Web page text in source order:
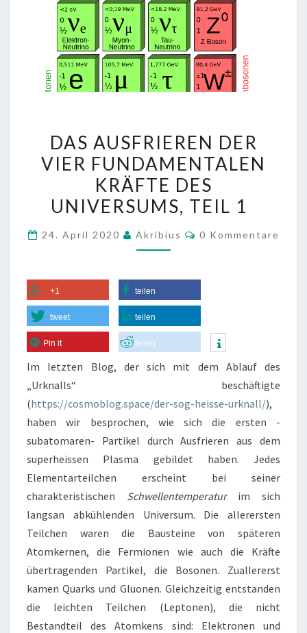
AUSFRIEREN
DER
VIER
FUNDAMENTALEN
KRÄFTE
DES
1
DAS AUSFRIEREN DER
VIER FUNDAMENTALEN
KRÄFTE DES
UNIVERSUMS, TEIL 1
24. April 2020 Akribius Kommentare
0 Kommentare
+1 teilen
tweet teilen
Pin it teilen
Im letzten Blog, der sich mit dem Ablauf des
„Urknalls“ beschäftigte
(https://cosmoblog.space/der-sog-heisse-urknall/),
haben wir besprochen, wie sich die ersten -
subatomaren- Partikel durch Ausfrieren aus dem
superheissen Plasma gebildet haben. Jedes
Elementarteilchen erscheint bei seiner
charakteristischen Schwellentemperatur im sich
langsan abkühlenden Universum. Die allerersten
Teilchen waren die Bausteine von späteren
Atomkernen, die Fermionen wie auch die Kräfte
übertragenden Partikel, die Bosonen. Zuallererst
kamen Quarks und Gluonen. Gleichzeitig entstanden
die leichten Teilchen (Leptonen), die nicht
Bestandteil des Atomkens sind: Elektronen und